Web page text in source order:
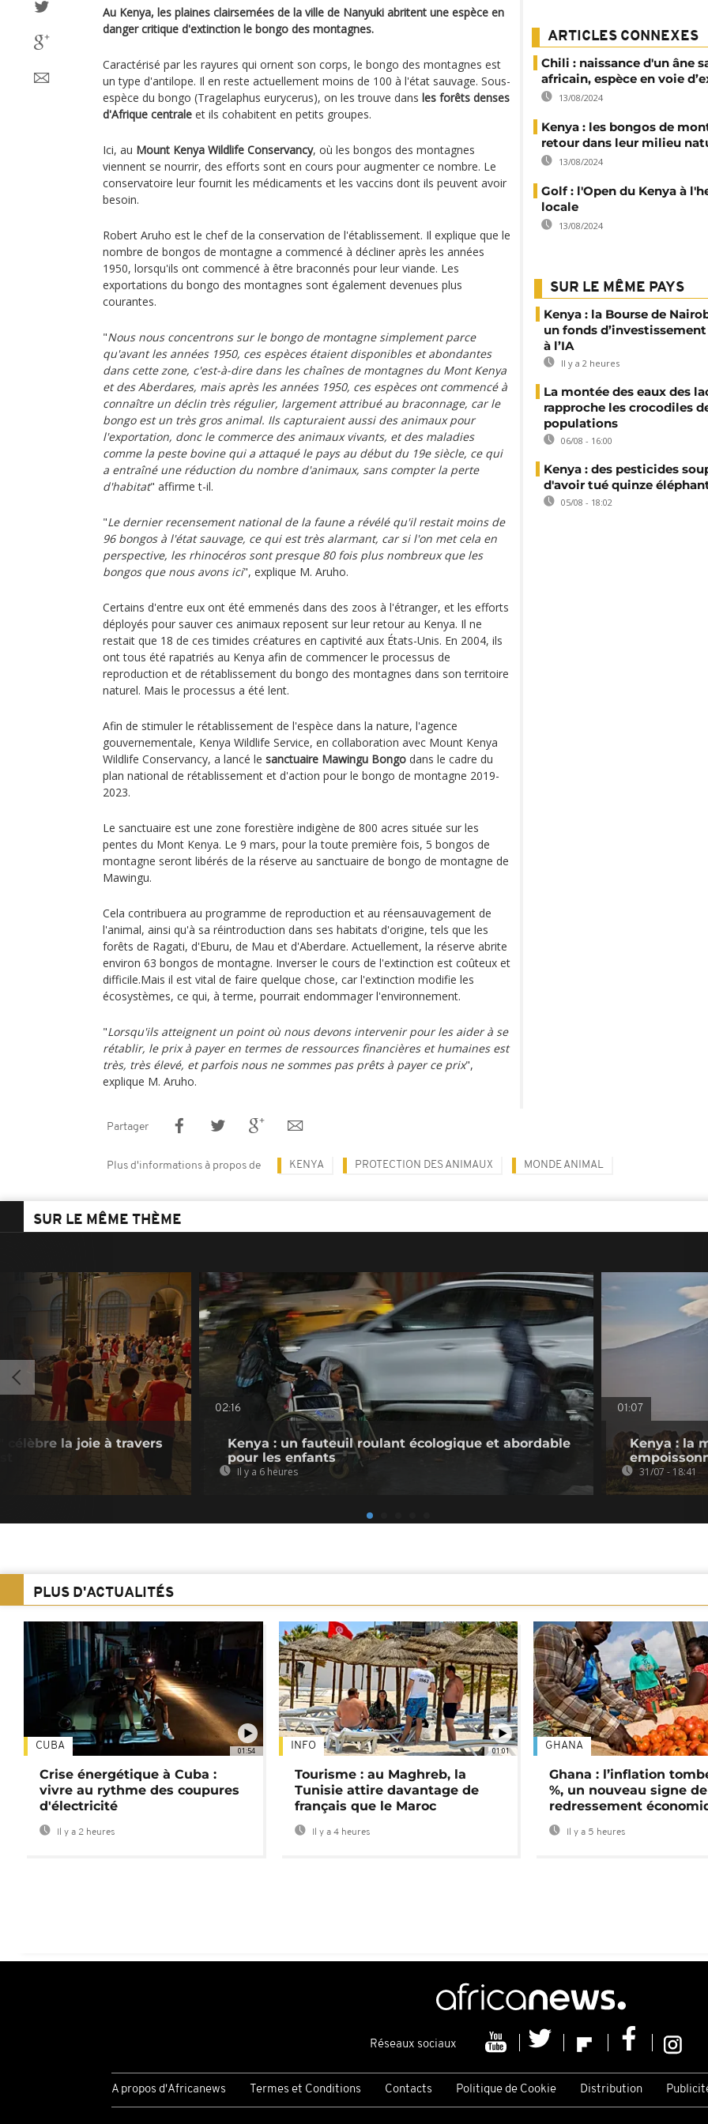
Au Kenya, les plaines clairsemées de la ville de Nanyuki abritent une espèce en
danger critique d'extinction le bongo des montagnes.
Caractérisé par les rayures qui ornent son corps, le bongo des montagnes est
un type d'antilope. Il en reste actuellement moins de 100 à l'état sauvage. Sous-
espèce du bongo (Tragelaphus eurycerus), on les trouve dans les forêts denses
d'Afrique centrale et ils cohabitent en petits groupes.
Ici, au Mount Kenya Wildlife Conservancy, où les bongos des montagnes
viennent se nourrir, des efforts sont en cours pour augmenter ce nombre. Le
conservatoire leur fournit les médicaments et les vaccins dont ils peuvent avoir
besoin.
Robert Aruho est le chef de la conservation de l'établissement. Il explique que le
nombre de bongos de montagne a commencé à décliner après les années
1950, lorsqu'ils ont commencé à être braconnés pour leur viande. Les
exportations du bongo des montagnes sont également devenues plus
courantes.
"Nous nous concentrons sur le bongo de montagne simplement parce
qu'avant les années 1950, ces espèces étaient disponibles et abondantes
dans cette zone, c'est-à-dire dans les chaînes de montagnes du Mont Kenya
et des Aberdares, mais après les années 1950, ces espèces ont commencé à
connaître un déclin très régulier, largement attribué au braconnage, car le
bongo est un très gros animal. Ils capturaient aussi des animaux pour
l'exportation, donc le commerce des animaux vivants, et des maladies
comme la peste bovine qui a attaqué le pays au début du 19e siècle, ce qui
a entraîné une réduction du nombre d'animaux, sans compter la perte
d'habitat" affirme t-il.
"Le dernier recensement national de la faune a révélé qu'il restait moins de
96 bongos à l'état sauvage, ce qui est très alarmant, car si l'on met cela en
perspective, les rhinocéros sont presque 80 fois plus nombreux que les
bongos que nous avons ici", explique M. Aruho.
Certains d'entre eux ont été emmenés dans des zoos à l'étranger, et les efforts
déployés pour sauver ces animaux reposent sur leur retour au Kenya. Il ne
restait que 18 de ces timides créatures en captivité aux États-Unis. En 2004, ils
ont tous été rapatriés au Kenya afin de commencer le processus de
reproduction et de rétablissement du bongo des montagnes dans son territoire
naturel. Mais le processus a été lent.
Afin de stimuler le rétablissement de l'espèce dans la nature, l'agence
gouvernementale, Kenya Wildlife Service, en collaboration avec Mount Kenya
Wildlife Conservancy, a lancé le sanctuaire Mawingu Bongo dans le cadre du
plan national de rétablissement et d'action pour le bongo de montagne 2019-
2023.
Le sanctuaire est une zone forestière indigène de 800 acres située sur les
pentes du Mont Kenya. Le 9 mars, pour la toute première fois, 5 bongos de
montagne seront libérés de la réserve au sanctuaire de bongo de montagne de
Mawingu.
Cela contribuera au programme de reproduction et au réensauvagement de
l'animal, ainsi qu'à sa réintroduction dans ses habitats d'origine, tels que les
forêts de Ragati, d'Eburu, de Mau et d'Aberdare. Actuellement, la réserve abrite
environ 63 bongos de montagne. Inverser le cours de l'extinction est coûteux et
difficile.Mais il est vital de faire quelque chose, car l'extinction modifie les
écosystèmes, ce qui, à terme, pourrait endommager l'environnement.
"Lorsqu'ils atteignent un point où nous devons intervenir pour les aider à se
rétablir, le prix à payer en termes de ressources financières et humaines est
très, très élevé, et parfois nous ne sommes pas prêts à payer ce prix",
explique M. Aruho.
ARTICLES CONNEXES
Chili : naissance d'un âne
africain, espèce en voie
13/08/2024
Kenya : les bongos de
retour dans leur milieu
13/08/2024
Golf : l'Open du Kenya à
locale
13/08/2024
SUR LE MÊME PAYS
Kenya : la Bourse de
un fonds
à l’IA
Il y a 2 heures
La montée des eaux des
rapproche les crocodiles
populations
06/08 - 16:00
Kenya : des pesticides
d'avoir tué quinze
05/08 - 18:02
Partager
Plus d'informations à propos de KENYA PROTECTION DES ANIMAUX MONDE ANIMAL
SUR LE MÊME THÈME
célèbre la joie à travers
02:16
Kenya : un fauteuil roulant écologique et abordable
pour les enfants
Il y a 6 heures
01:07
Kenya : la
31/07 - 18:41
PLUS D'ACTUALITÉS
01:54
CUBA
Crise énergétique à Cuba :
vivre au rythme des coupures
d'électricité
Il y a 2 heures
01:01
INFO
Tourisme : au Maghreb, la
Tunisie attire davantage de
français que le Maroc
Il y a 4 heures
GHANA
Ghana : l’inflation
%, un nouveau signe de
redressement
Il y a 5 heures
Réseaux sociaux
A propos d'Africanews Termes et Conditions Contacts Politique de Cookie Distribution